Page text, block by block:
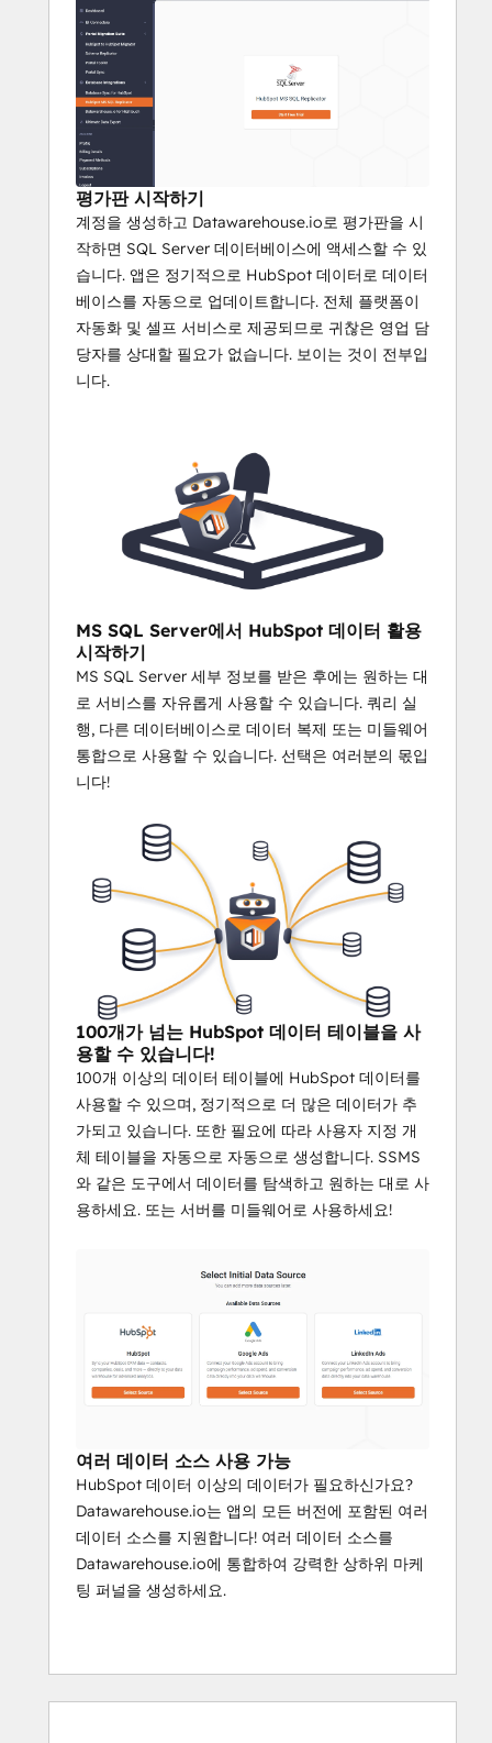
설치 및 설정 프로세스는 셀프 서비스이
며 자동화되어 있습니다.
모든
Datawarehouse.io 앱은 예측 가
능한 고정 요금으로 청구되므로 항상 비
군 전체에 걸쳐
치했으며 하루에 20억 개 이상의 레코드
를 처리합니다.
동기화할 자체 데이터베이스를 제공하고
자 하는 경우에도 문제 없습니다! 이 앱
사용 Datawarehouse.io의 데이터베이
스 동기화 앱
평가판 시작하기
계정을 생성하고 Datawarehouse.io로 평가판을 시
작하면 SQL Server 데이터베이스에 액세스할 수 있
습니다. 앱은 정기적으로 HubSpot 데이터로 데이터
베이스를 자동으로 업데이트합니다. 전체 플랫폼이
자동화 및 셀프 서비스로 제공되므로 귀찮은 영업 담
당자를 상대할 필요가 없습니다. 보이는 것이 전부입
니다.
MS SQL Server에서 HubSpot 데이터 활용
시작하기
MS SQL Server 세부 정보를 받은 후에는 원하는 대
로 서비스를 자유롭게 사용할 수 있습니다. 쿼리 실
행, 다른 데이터베이스로 데이터 복제 또는 미들웨어
통합으로 사용할 수 있습니다. 선택은 여러분의 몫입
니다!
100개가 넘는 HubSpot 데이터 테이블을 사
용할 수 있습니다!
100개 이상의 데이터 테이블에 HubSpot 데이터를
사용할 수 있으며, 정기적으로 더 많은 데이터가 추
가되고 있습니다. 또한 필요에 따라 사용자 지정 개
체 테이블을 자동으로 자동으로 생성합니다. SSMS
와 같은 도구에서 데이터를 탐색하고 원하는 대로 사
용하세요. 또는 서버를 미들웨어로 사용하세요!
여러 데이터 소스 사용 가능
HubSpot 데이터 이상의 데이터가 필요하신가요?
Datawarehouse.io는 앱의 모든 버전에 포함된 여러
데이터 소스를 지원합니다! 여러 데이터 소스를
Datawarehouse.io에 통합하여 강력한 상하위 마케
팅 퍼널을 생성하세요.